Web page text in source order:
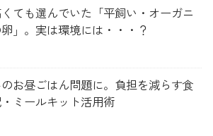
ても選んでいた「平飼い・オーガニ
」。実は環境には・・・？
お昼ごはん問題に。負担を減らす食
ミールキット活用術